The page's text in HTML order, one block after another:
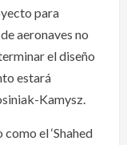
para
aeronaves no
el diseño
estará
Kamysz.
el ‘Shahed